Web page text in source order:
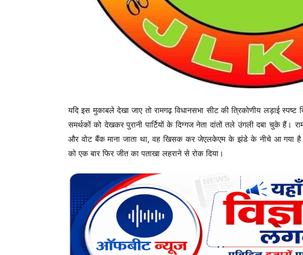
यदि इस मुकाबले देखा जाए तो रामगढ़ विधानसभा सीट की त्रिकोणीय लड़ाई स्पष्ट
समर्थकों को देखकर पुरानी पार्टियों के दिग्गज नेता दांतों तले उंगली दबा चुके हैं।
और वोट बैंक माना जाता था, वह खिसक कर जेएलकेएम के झंडे के नीचे आ गया
को एक बार फिर जीत का पताखा लहराने से रोक दिया।